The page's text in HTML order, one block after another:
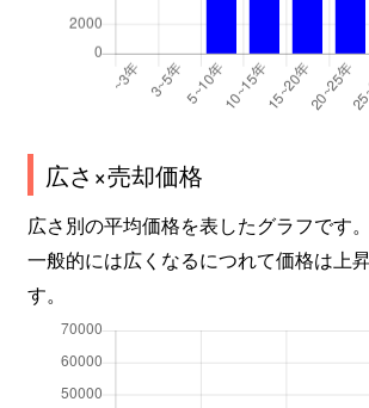
広さ×売却価格
広さ別の平均価格を表したグラフです。
一般的には広くなるにつれて価格は上
す。